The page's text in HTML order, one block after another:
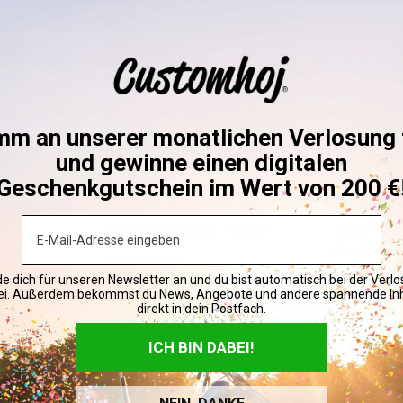
wird.
wird der
auswählen.
sei es, weil Sie eine
wir Ihnen ein 30-tägiges
haben. Die Kosten für
oder auf
Bedingungen finden Sie
Customhoj Dry Bag Roll Top
Sonderpreis
ab €12,95
(24)
Vorrätig
Cavalero
Classic
€137,95
Vorrätig
an unserer monatlichen
und gewinne einen digitalen
im Wert von 200
dich für unseren Newsletter an und du bist automatisch bei der
Außerdem bekommst du News, Angebote und andere spannende
direkt in dein Postfach.
ICH BIN DABEI!